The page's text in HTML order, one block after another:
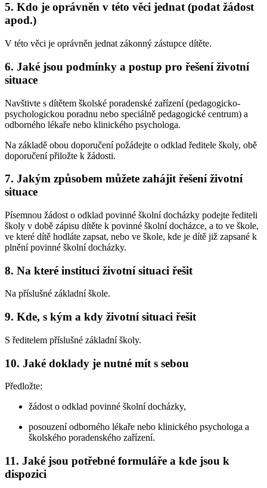
5. Kdo je oprávněn v této věci jednat (podat žádost
apod.)
V této věci je oprávněn jednat zákonný zástupce dítěte.
6. Jaké jsou podmínky a postup pro řešení životní
situace
Navštivte s dítětem školské poradenské zařízení (pedagogicko-
psychologickou poradnu nebo speciálně pedagogické centrum) a
odborného lékaře nebo klinického psychologa.
Na základě obou doporučení požádejte o odklad ředitele školy, obě
doporučení přiložte k žádosti.
7. Jakým způsobem můžete zahájit řešení životní
situace
Písemnou žádost o odklad povinné školní docházky podejte řediteli
školy v době zápisu dítěte k povinné školní docházce, a to ve škole,
ve které dítě hodláte zapsat, nebo ve škole, kde je dítě již zapsané k
plnění povinné školní docházky.
8. Na které instituci životní situaci řešit
Na příslušné základní škole.
9. Kde, s kým a kdy životní situaci řešit
S ředitelem příslušné základní školy.
10. Jaké doklady je nutné mít s sebou
Předložte:
žádost o odklad povinné školní docházky,
posouzení odborného lékaře nebo klinického psychologa a
školského poradenského zařízení.
11. Jaké jsou potřebné formuláře a kde jsou k
dispozici